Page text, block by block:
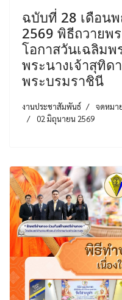
ฉบับที่ 28 เดือน
2569 พิธีถวายพ
โอกาสวันเฉลิม
พระนางเจ้าสุทิ
พระบรมราชินี
งานประชาสัมพันธ์
จดหมา
02 มิถุนายน 2569